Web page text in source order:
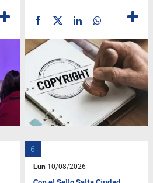
Lun 10/08/2026